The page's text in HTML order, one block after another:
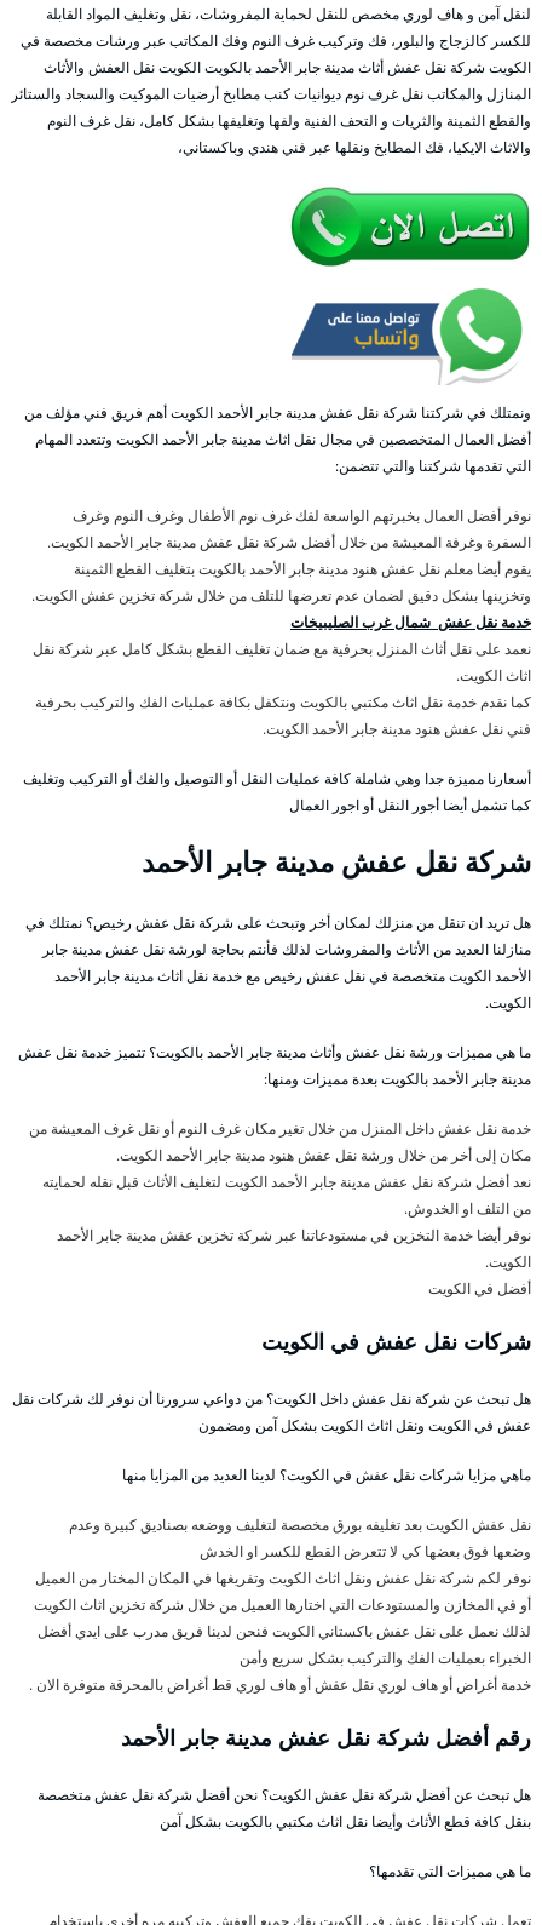
لنقل آمن و هاف لوري مخصص للنقل لحماية المفروشات، نقل وتغليف المواد القابلة
للكسر كالزجاج والبلور، فك وتركيب غرف النوم وفك المكاتب عبر ورشات مخصصة في
الكويت شركة نقل عفش أثاث مدينة جابر الأحمد بالكويت الكويت نقل العفش والأثاث
المنازل والمكاتب نقل غرف نوم ديوانيات كنب مطابخ أرضيات الموكيت والسجاد والستائر
والقطع الثمينة والثريات و التحف الفنية ولفها وتغليفها بشكل كامل، نقل غرف النوم
والاثاث الايكيا، فك المطابخ ونقلها عبر فني هندي وباكستاني،
ونمتلك في شركتنا شركة نقل عفش مدينة جابر الأحمد الكويت أهم فريق فني مؤلف من
أفضل العمال المتخصصين في مجال نقل اثاث مدينة جابر الأحمد الكويت وتتعدد المهام
التي تقدمها شركتنا والتي تتضمن:
نوفر أفضل العمال بخبرتهم الواسعة لفك غرف نوم الأطفال وغرف النوم وغرف
السفرة وغرفة المعيشة من خلال أفضل شركة نقل عفش مدينة جابر الأحمد الكويت.
يقوم أيضا معلم نقل عفش هنود مدينة جابر الأحمد بالكويت بتغليف القطع الثمينة
وتخزينها بشكل دقيق لضمان عدم تعرضها للتلف من خلال شركة تخزين عفش الكويت.
خدمة نقل عفش شمال غرب الصليبيخات
نعمد على نقل أثاث المنزل بحرفية مع ضمان تغليف القطع بشكل كامل عبر شركة نقل
اثاث الكويت.
كما نقدم خدمة نقل اثاث مكتبي بالكويت ونتكفل بكافة عمليات الفك والتركيب بحرفية
فني نقل عفش هنود مدينة جابر الأحمد الكويت.
أسعارنا مميزة جدا وهي شاملة كافة عمليات النقل أو التوصيل والفك أو التركيب وتغليف
كما تشمل أيضا أجور النقل أو اجور العمال
شركة نقل عفش مدينة جابر الأحمد
هل تريد ان تنقل من منزلك لمكان أخر وتبحث على شركة نقل عفش رخيص؟ نمتلك في
منازلنا العديد من الأثاث والمفروشات لذلك فأنتم بحاجة لورشة نقل عفش مدينة جابر
الأحمد الكويت متخصصة في نقل عفش رخيص مع خدمة نقل اثاث مدينة جابر الأحمد
الكويت.
ما هي مميزات ورشة نقل عفش وأثاث مدينة جابر الأحمد بالكويت؟ تتميز خدمة نقل عفش
مدينة جابر الأحمد بالكويت بعدة مميزات ومنها:
خدمة نقل عفش داخل المنزل من خلال تغير مكان غرف النوم أو نقل غرف المعيشة من
مكان إلى أخر من خلال ورشة نقل عفش هنود مدينة جابر الأحمد الكويت.
نعد أفضل شركة نقل عفش مدينة جابر الأحمد الكويت لتغليف الأثاث قبل نقله لحمايته
من التلف او الخدوش.
نوفر أيضا خدمة التخزين في مستودعاتنا عبر شركة تخزين عفش مدينة جابر الأحمد
الكويت.
أفضل في الكويت
شركات نقل عفش في الكويت
هل تبحث عن شركة نقل عفش داخل الكويت؟ من دواعي سرورنا أن نوفر لك شركات نقل
عفش في الكويت ونقل اثاث الكويت بشكل آمن ومضمون
ماهي مزايا شركات نقل عفش في الكويت؟ لدينا العديد من المزايا منها
نقل عفش الكويت بعد تغليفه بورق مخصصة لتغليف ووضعه بصناديق كبيرة وعدم
وضعها فوق بعضها كي لا تتعرض القطع للكسر او الخدش
نوفر لكم شركة نقل عفش ونقل اثاث الكويت وتفريغها في المكان المختار من العميل
أو في المخازن والمستودعات التي اختارها العميل من خلال شركة تخزين اثاث الكويت
لذلك نعمل على نقل عفش باكستاني الكويت فنحن لدينا فريق مدرب على ايدي أفضل
الخبراء بعمليات الفك والتركيب بشكل سريع وأمن
خدمة أغراض أو هاف لوري نقل عفش أو هاف لوري قط أغراض بالمحرقة متوفرة الان .
رقم أفضل شركة نقل عفش مدينة جابر الأحمد
هل تبحث عن أفضل شركة نقل عفش الكويت؟ نحن أفضل شركة نقل عفش متخصصة
بنقل كافة قطع الأثاث وأيضا نقل اثاث مكتبي بالكويت بشكل آمن
ما هي مميزات التي تقدمها؟